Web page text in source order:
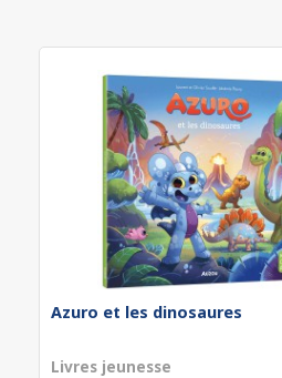
Azuro et les dinosaures
Livres jeunesse